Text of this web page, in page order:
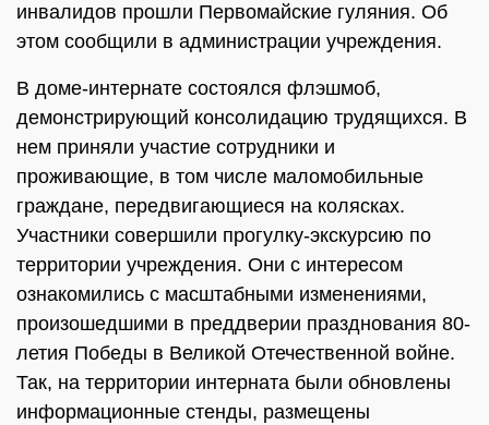
инвалидов прошли Первомайские гуляния. Об
этом сообщили в администрации учреждения.
В доме-интернате состоялся флэшмоб,
демонстрирующий консолидацию трудящихся. В
нем приняли участие сотрудники и
проживающие, в том числе маломобильные
граждане, передвигающиеся на колясках.
Участники совершили прогулку-экскурсию по
территории учреждения. Они с интересом
ознакомились с масштабными изменениями,
произошедшими в преддверии празднования 80-
летия Победы в Великой Отечественной войне.
Так, на территории интерната были обновлены
информационные стенды, размещены